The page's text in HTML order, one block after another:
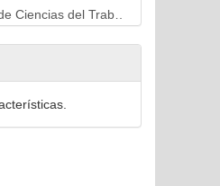
Ordás"